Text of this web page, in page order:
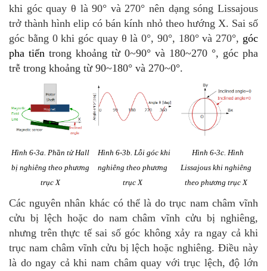
khi góc quay θ là 90° và 270° nên dạng sóng Lissajous
trở thành hình elip có bán kính nhỏ theo hướng X. Sai số
góc bằng 0 khi góc quay θ là 0°, 90°, 180° và 270°, góc
pha tiến trong khoảng từ 0~90° và 180~270 °, góc pha
trễ trong khoảng từ 90~180° và 270~0°.
Hình 6-3a. Phần tử Hall
bị nghiêng theo phương
trục X
Hình 6-3b. Lỗi góc khi
nghiêng theo phương
trục X
Hình 6-3c. Hình
Lissajous khi nghiêng
theo phương trục X
Các nguyên nhân khác có thể là do trục nam châm vĩnh
cửu bị lệch hoặc do nam châm vĩnh cửu bị nghiêng,
nhưng trên thực tế sai số góc không xảy ra ngay cả khi
trục nam châm vĩnh cửu bị lệch hoặc nghiêng. Điều này
là do ngay cả khi nam châm quay với trục lệch, độ lớn